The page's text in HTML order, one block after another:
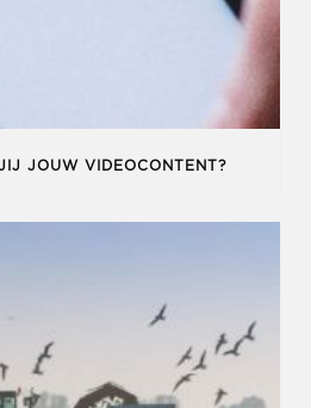
JOUW VIDEOCONTENT?